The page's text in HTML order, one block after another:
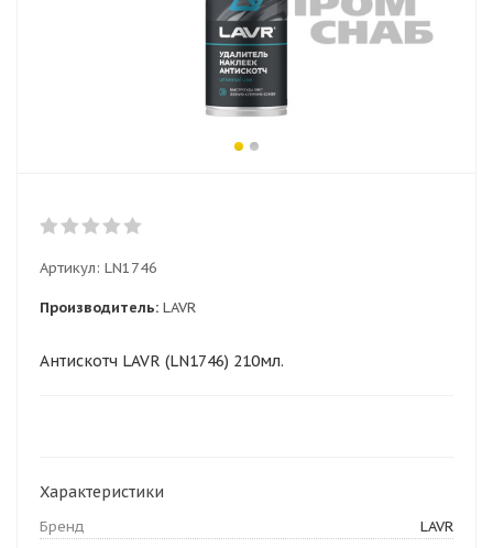
Артикул: LN1746
Производитель: LAVR
Антискотч LAVR (LN1746) 210мл.
Характеристики
Бренд
LAVR